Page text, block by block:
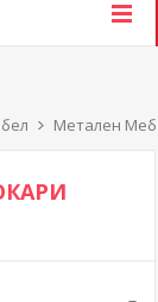
Метален